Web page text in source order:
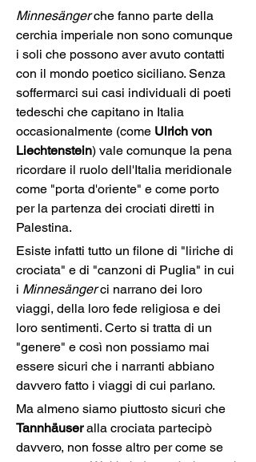
Minnesänger che fanno parte della
cerchia imperiale non sono comunque
i soli che possono aver avuto contatti
con il mondo poetico siciliano. Senza
soffermarci sui casi individuali di poeti
tedeschi che capitano in Italia
occasionalmente (come Ulrich von
Liechtenstein) vale comunque la pena
ricordare il ruolo dell'Italia meridionale
come "porta d'oriente" e come porto
per la partenza dei crociati diretti in
Palestina.
Esiste infatti tutto un filone di "liriche di
crociata" e di "canzoni di Puglia" in cui
i Minnesänger ci narrano dei loro
viaggi, della loro fede religiosa e dei
loro sentimenti. Certo si tratta di un
"genere" e così non possiamo mai
essere sicuri che i narranti abbiano
davvero fatto i viaggi di cui parlano.
Ma almeno siamo piuttosto sicuri che
Tannhäuser alla crociata partecipò
davvero, non fosse altro per come se